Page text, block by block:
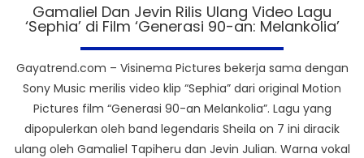
Gamaliel Dan Jevin Rilis Ulang Video Lagu
‘Sephia’ di Film ‘Generasi 90-an: Melankolia’
Gayatrend.com – Visinema Pictures bekerja sama dengan
Sony Music merilis video klip “Sephia” dari original Motion
Pictures film “Generasi 90-an Melankolia”. Lagu yang
dipopulerkan oleh band legendaris Sheila on 7 ini diracik
ulang oleh Gamaliel Tapiheru dan Jevin Julian. Warna vokal